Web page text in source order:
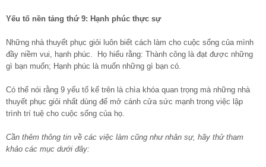
Yếu tố nền tảng thứ 9: Hạnh phúc thực sự
Những nhà thuyết phục giỏi luôn biết cách làm cho cuộc sống của mình
đầy niềm vui, hạnh phúc. Họ hiểu rằng: Thành công là đạt được những
gì bạn muốn; Hạnh phúc là muốn những gì bạn có.
Có thể nói rằng 9 yếu tố kể trên là chìa khóa quan trọng mà những nhà
thuyết phục giỏi nhất dùng để mở cánh cửa sức mạnh trong việc lập
trình trí tuệ cho cuộc sống của họ.
Cần thêm thông tin về các việc làm cũng như nhân sự, hãy thử tham
khảo các mục dưới đây: